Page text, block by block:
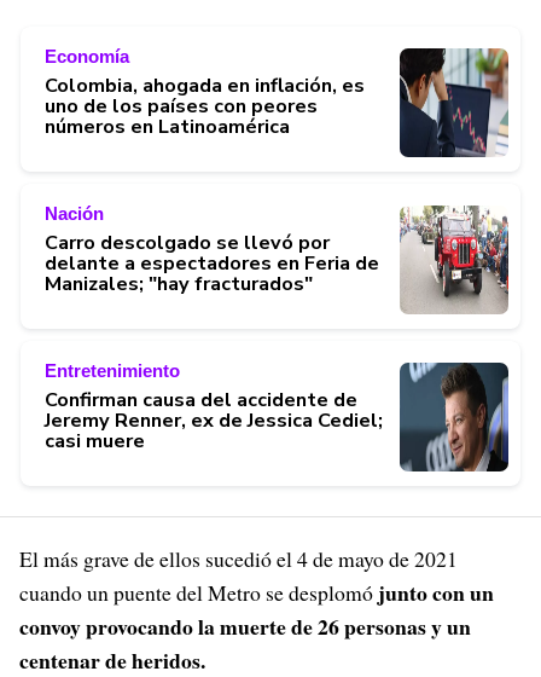
Economía
Colombia, ahogada en inflación, es
uno de los países con peores
números en Latinoamérica
Nación
Carro descolgado se llevó por
delante a espectadores en Feria de
Manizales; "hay fracturados"
Entretenimiento
Confirman causa del accidente de
Jeremy Renner, ex de Jessica Cediel;
casi muere
El más grave de ellos sucedió el 4 de mayo de 2021
cuando un puente del Metro se desplomó junto con un
convoy provocando la muerte de 26 personas y un
centenar de heridos.